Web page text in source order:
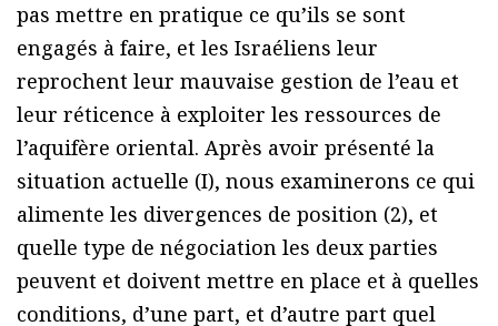
pas mettre en pratique ce qu’ils se sont
engagés à faire, et les Israéliens leur
reprochent leur mauvaise gestion de l’eau et
leur réticence à exploiter les ressources de
l’aquifère oriental. Après avoir présenté la
situation actuelle (I), nous examinerons ce qui
alimente les divergences de position (2), et
quelle type de négociation les deux parties
peuvent et doivent mettre en place et à quelles
conditions, d’une part, et d’autre part quel